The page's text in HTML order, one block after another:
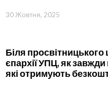
30 Жовтня, 2025
Біля просвітницького
єпархії УПЦ, як
які отримують